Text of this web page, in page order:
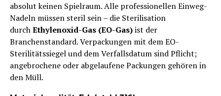
absolut keinen Spielraum. Alle professionellen Einweg-
Nadeln müssen steril sein – die Sterilisation
durchEthylenoxid-Gas (EO-Gas)ist der
Branchenstandard. Verpackungen mit dem EO-
Sterilitätssiegel und dem Verfallsdatum sind Pflicht;
angebrochene oder abgelaufene Packungen gehören in
den Müll.